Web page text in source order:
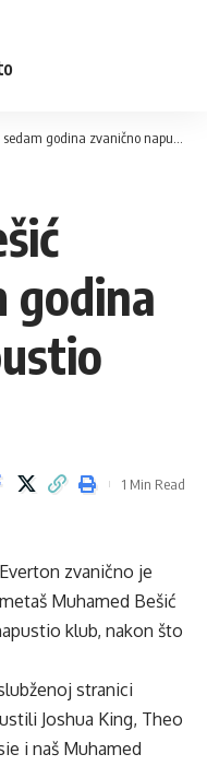
godina zvanično napustio Everton
godina
1 Min Read
zvanično je
Muhamed Bešić
klub, nakon što
stranici
Joshua King, Theo
i naš Muhamed